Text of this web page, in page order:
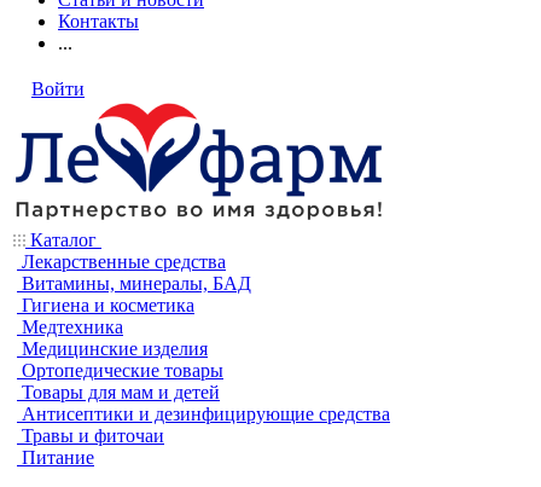
Контакты
...
Войти
Каталог
Лекарственные средства
Витамины, минералы, БАД
Гигиена и косметика
Медтехника
Медицинские изделия
Ортопедические товары
Товары для мам и детей
Антисептики и дезинфицирующие средства
Травы и фиточаи
Питание